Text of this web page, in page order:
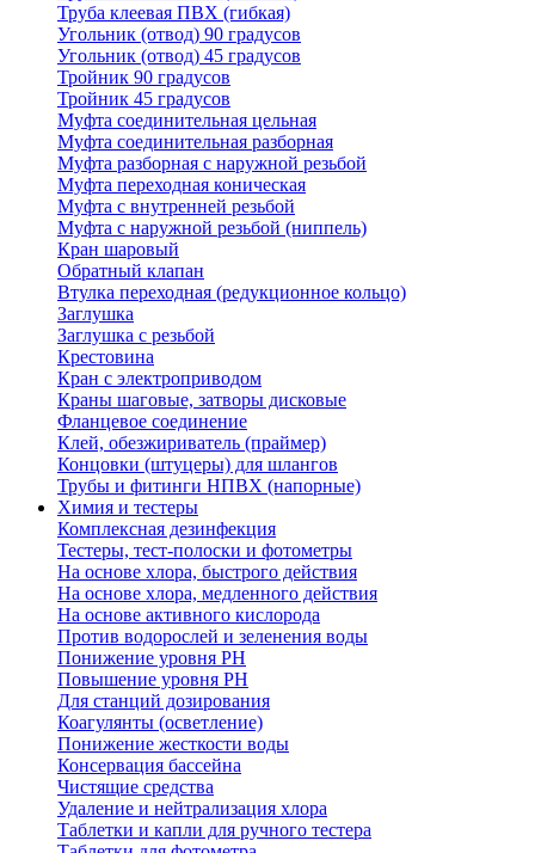
Труба клеевая ПВХ (гибкая)
Угольник (отвод) 90 градусов
Угольник (отвод) 45 градусов
Тройник 90 градусов
Тройник 45 градусов
Муфта соединительная цельная
Муфта соединительная разборная
Муфта разборная с наружной резьбой
Муфта переходная коническая
Муфта с внутренней резьбой
Муфта с наружной резьбой (ниппель)
Кран шаровый
Обратный клапан
Втулка переходная (редукционное кольцо)
Заглушка
Заглушка с резьбой
Крестовина
Кран с электроприводом
Краны шаговые, затворы дисковые
Фланцевое соединение
Клей, обезжириватель (праймер)
Концовки (штуцеры) для шлангов
Трубы и фитинги НПВХ (напорные)
Химия и тестеры
Комплексная дезинфекция
Тестеры, тест-полоски и фотометры
На основе хлора, быстрого действия
На основе хлора, медленного действия
На основе активного кислорода
Против водорослей и зеленения воды
Понижение уровня РН
Повышение уровня РН
Для станций дозирования
Коагулянты (осветление)
Понижение жесткости воды
Консервация бассейна
Чистящие средства
Удаление и нейтрализация хлора
Таблетки и капли для ручного тестера